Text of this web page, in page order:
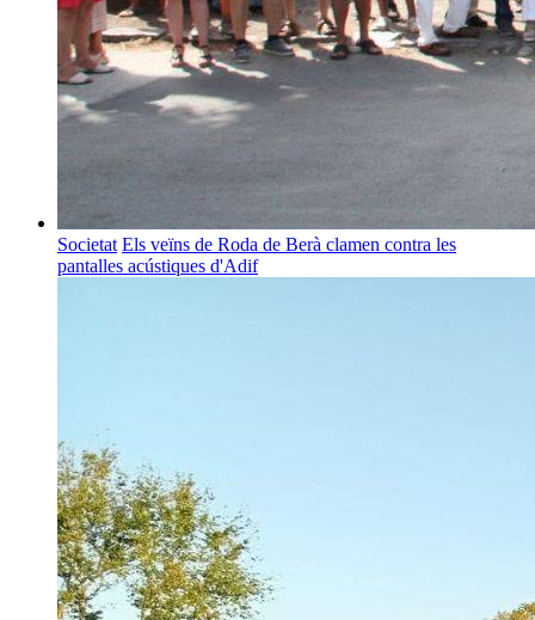
Societat Els veïns de Roda de Berà clamen contra les
pantalles acústiques d'Adif